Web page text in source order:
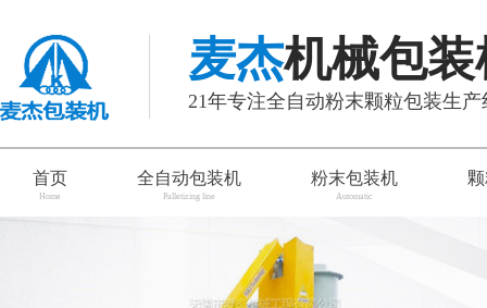
麦杰机械包装
21年专注全自动粉末颗粒包装生
首页
Home
全自动包装机
Palletizing line
粉末包装机
Automatic